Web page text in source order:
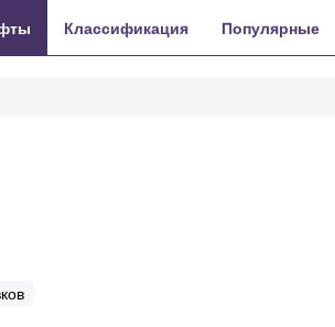
Классификация Популярные